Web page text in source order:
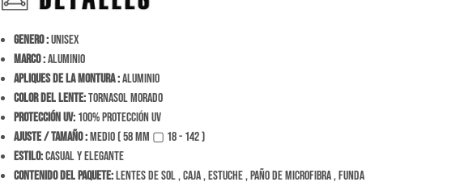
Genero :Unisex
Marco :Aluminio
Apliques de la montura :Aluminio
Color del Lente:Tornasol Morado
Protección Uv: 100% Protección Uv
Ajuste / tamaño:Medio ( 58 mm ▢ 18 - 142 )
Estilo:Casual y Elegante
Contenido del Paquete:Lentes de sol , caja , estuche , paño de microfibra , funda